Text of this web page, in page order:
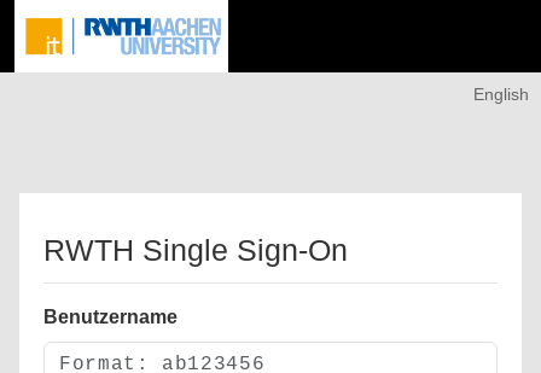
English
RWTH Single Sign-On
Benutzername